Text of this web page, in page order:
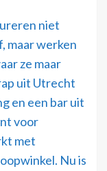
niet
maar werken
ze maar
uit Utrecht
en een bar uit
voor
met
Nu is